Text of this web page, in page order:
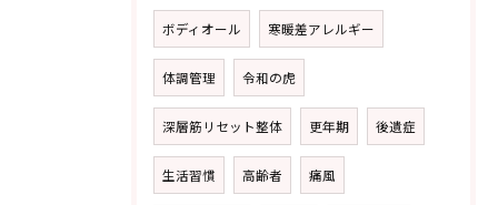
ボディオール 寒暖差アレルギー
体調管理 令和の虎
深層筋リセット整体 更年期 後遺症
生活習慣 高齢者 痛風